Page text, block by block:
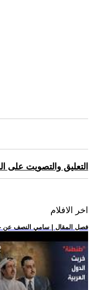
التعليق والتصويت على
اخر الافلام
.. فصل المقال | سامي النصف عن -